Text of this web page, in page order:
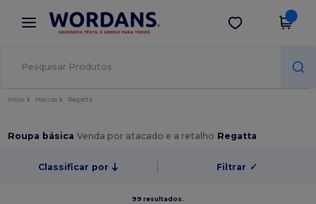
× App Wordans
Melhores preços na app!
Obter app
Início Marcas Regatta
Roupa básicaVenda por atacado e a retalho Regatta
Classificar por Filtrar ✓
99 resultados.